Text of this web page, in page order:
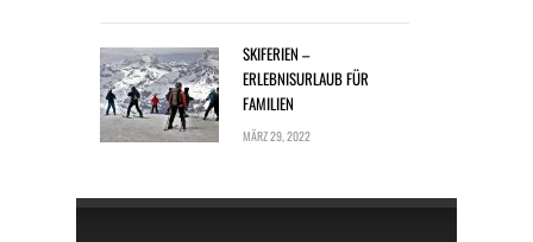
SKIFERIEN –
ERLEBNISURLAUB FÜR
FAMILIEN
MÄRZ 29, 2022